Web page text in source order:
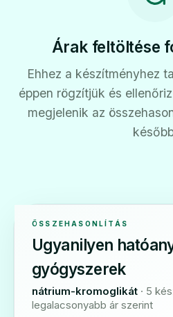
Árak feltöltése
Ehhez a készítményhez
éppen rögzítjük és
megjelenik az
ÖSSZEHASONLÍTÁS
Ugyanilyen
gyógyszerek
nátrium-kromoglikát · 5
legalacsonyabb ár szerint